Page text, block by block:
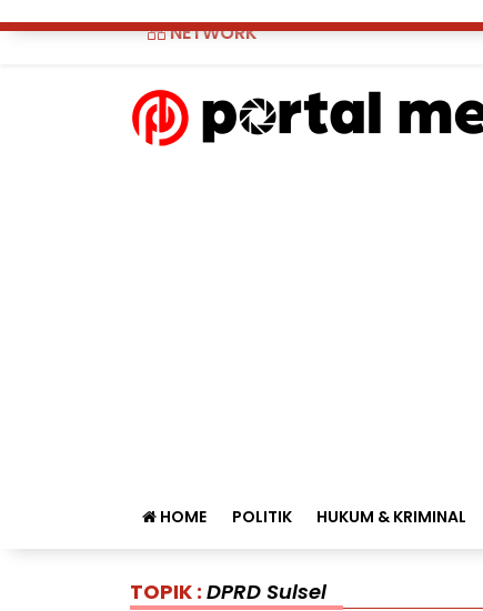
NETWORK
HOME POLITIK HUKUM & KRIMINAL
TOPIK : DPRD Sulsel